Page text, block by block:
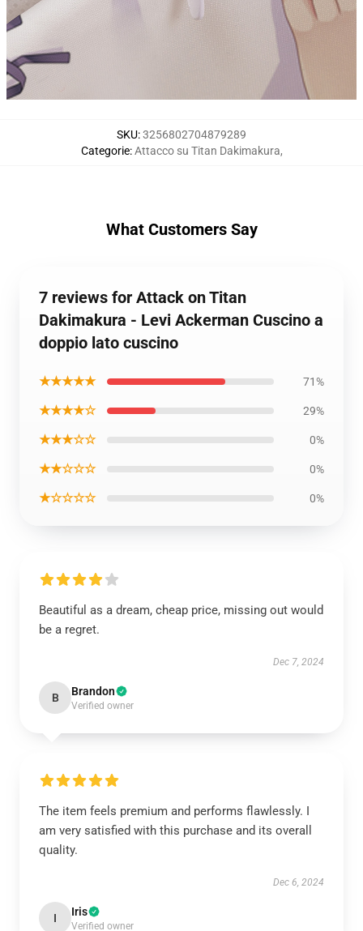
SKU:3256802704879289
Categorie:Attacco su Titan Dakimakura,
What Customers Say
7 reviews for Attack on Titan
Dakimakura - Levi Ackerman Cuscino a
doppio lato cuscino
★★★★★ 71%
★★★★☆ 29%
★★★☆☆ 0%
★★☆☆☆ 0%
★☆☆☆☆ 0%
Beautiful as a dream, cheap price, missing out would
be a regret.
Dec 7, 2024
B Brandon
Verified owner
The item feels premium and performs flawlessly. I
am very satisfied with this purchase and its overall
quality.
Dec 6, 2024
I Iris
Verified owner